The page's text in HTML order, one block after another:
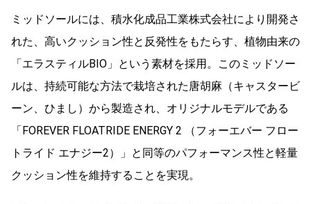
ミッドソールには、積水化成品工業株式会社により開発さ
れた、高いクッション性と反発性をもたらす、植物由来の
「エラスティルBIO」という素材を採用。このミッドソー
ルは、持続可能な方法で栽培された唐胡麻（キャスタービ
ーン、ひまし）から製造され、オリジナルモデルである
「FOREVER FLOATRIDE ENERGY 2 （フォーエバー フロー
トライド エナジー2）」と同等のパフォーマンス性と軽量
クッション性を維持することを実現。